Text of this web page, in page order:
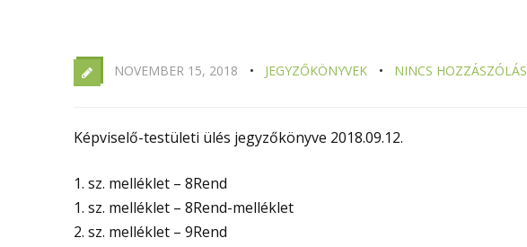
NOVEMBER 15, 2018 JEGYZŐKÖNYVEK NINCS HOZZÁSZÓLÁS
Képviselő-testületi ülés jegyzőkönyve 2018.09.12.
1. sz. melléklet – 8Rend
1. sz. melléklet – 8Rend-melléklet
2. sz. melléklet – 9Rend